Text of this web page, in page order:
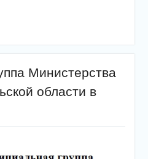
Министерства
области в